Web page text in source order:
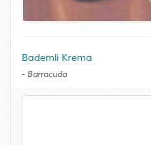
Bademli Krema
- Barracuda